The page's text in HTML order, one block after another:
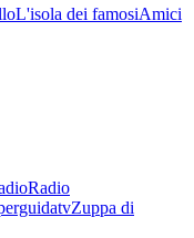
L'isola dei famosiAmici
Radio
Zuppa di